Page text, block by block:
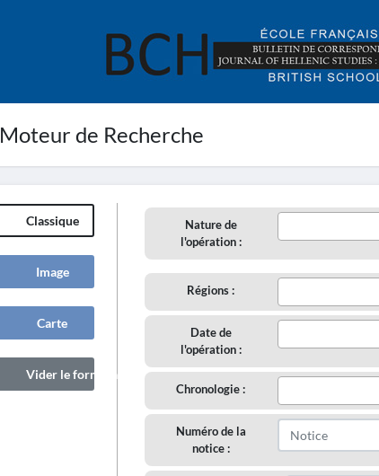
Moteur de Recherche
Classique
Image
Carte
Vider le formulaire
Nature de
l'opération :
Régions :
Date de
l'opération :
Chronologie :
Numéro de la
notice :